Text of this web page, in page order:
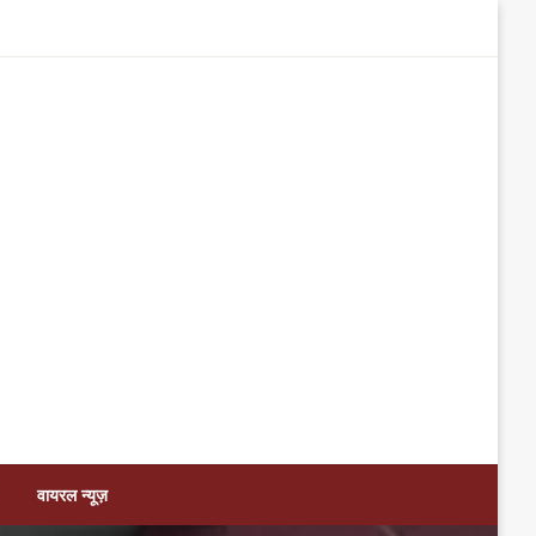
वायरल न्यूज़